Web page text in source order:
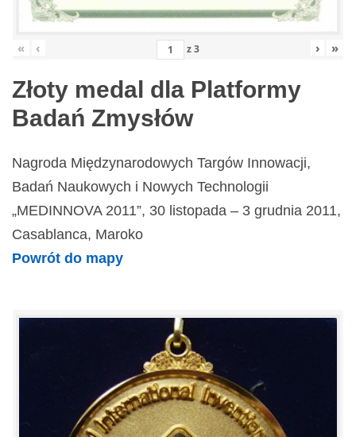
« ‹ z3 › »
Złoty medal dla Platformy
Badań Zmysłów
Nagroda Międzynarodowych Targów Innowacji,
Badań Naukowych i Nowych Technologii
„MEDINNOVA 2011”, 30 listopada – 3 grudnia 2011,
Casablanca, Maroko
Powrót do mapy